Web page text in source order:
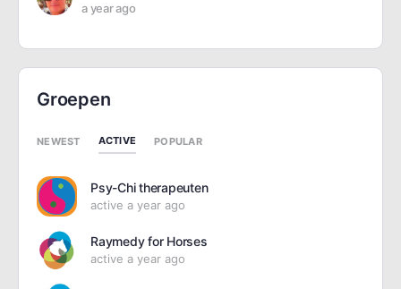
a year ago
Groepen
NEWEST ACTIVE POPULAR
Psy-Chi therapeuten
active a year ago
Raymedy for Horses
active a year ago